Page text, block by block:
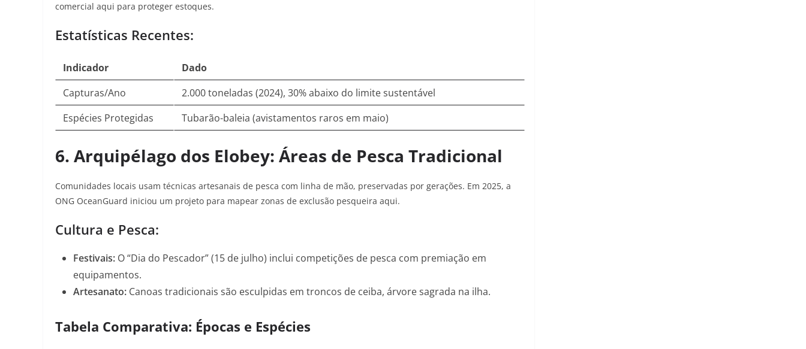
comercial aqui para proteger estoques.
Estatísticas Recentes:
Indicador
Dado
Capturas/Ano
2.000 toneladas (2024), 30% abaixo do limite sustentável
Espécies Protegidas
Tubarão-baleia (avistamentos raros em maio)
6. Arquipélago dos Elobey: Áreas de Pesca Tradicional
Comunidades locais usam técnicas artesanais de pesca com linha de mão, preservadas por gerações. Em 2025, a
ONG OceanGuard iniciou um projeto para mapear zonas de exclusão pesqueira aqui.
Cultura e Pesca:
Festivais: O “Dia do Pescador” (15 de julho) inclui competições de pesca com premiação em
equipamentos.
Artesanato: Canoas tradicionais são esculpidas em troncos de ceiba, árvore sagrada na ilha.
Tabela Comparativa: Épocas e Espécies